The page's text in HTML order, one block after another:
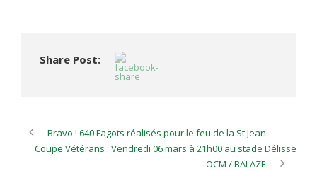
Share Post:
Bravo ! 640 Fagots réalisés pour le feu de la St Jean
Coupe Vétérans : Vendredi 06 mars à 21h00 au stade Délisse
OCM / BALAZE